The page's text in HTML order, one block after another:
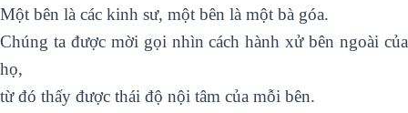
Một bên là các kinh sư, một bên là một bà góa.
Chúng ta được mời gọi nhìn cách hành xử bên ngoài của
họ,
từ đó thấy được thái độ nội tâm của mỗi bên.